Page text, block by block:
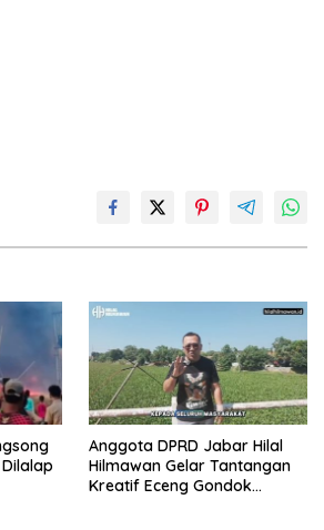
Anggota DPRD Jabar Hilal
Hilmawan Gelar Tantangan
Kreatif Eceng Gondok